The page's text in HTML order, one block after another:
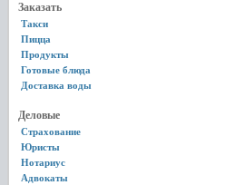
Заказать
Такси
Пицца
Продукты
Готовые блюда
Доставка воды
Деловые
Страхование
Юристы
Нотариус
Адвокаты